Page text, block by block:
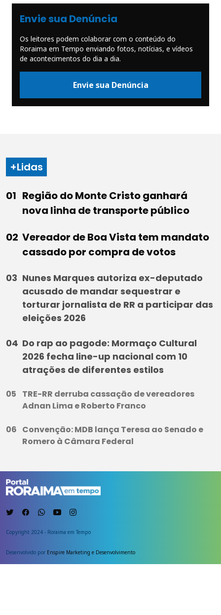
Envie sua Denúncia
Os leitores podem colaborar com o conteúdo do
Roraima em Tempo enviando fotos, notícias, e vídeos
de acontecimentos do dia a dia.
Envie sua Denúncia
+Lidas
Região do Monte Cristo ganhará
nova linha de transporte público
Vereador de Boa Vista tem mandato
cassado por compra de votos
Nunes Marques autoriza ex-deputado
acusado de mandar sequestrar e
torturar jornalista de RR a participar das
eleições 2026
Do rap ao pagode: Mormaço Cultural
2026 fecha line-up nacional com 10
atrações de diferentes estilos
TRE-RR derruba cassação de vereadores
Adnan Lima e Roberto Franco
Convenção: MDB lança Teresa ao Senado e
Romero à Câmara Federal
Copyright 2024 - Roraima em Tempo
Desenvolvido por Enspire Marketing e Desenvolvimento